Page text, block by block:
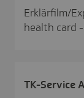
Erklärfilm/
health card
TK-Service